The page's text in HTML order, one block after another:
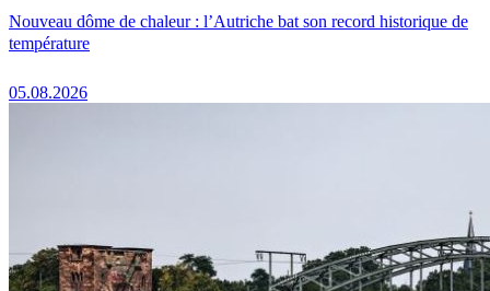
Nouveau dôme de chaleur : l’Autriche bat son record historique de
température
05.08.2026